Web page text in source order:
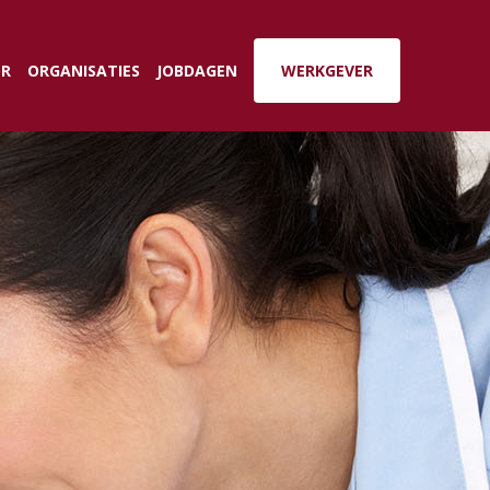
ORGANISATIES JOBDAGEN WERKGEVER